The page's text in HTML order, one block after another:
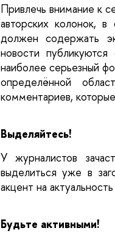
Привлечь внимание к
авторских колонок,
должен содержать
новости
наиболее серьезный
определённой
комментариев,
Выделяйтесь!
У журналистов
выделиться уже в
акцент на
Будьте активными!